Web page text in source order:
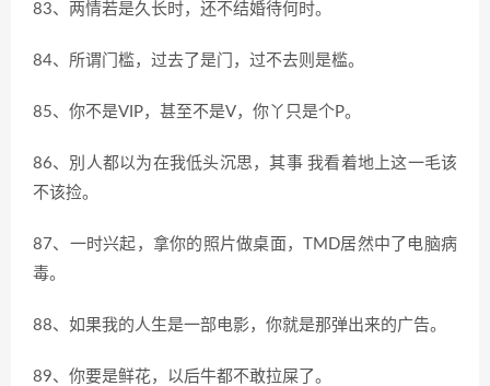
83、两情若是久长时，还不结婚待何时。
84、所谓门槛，过去了是门，过不去则是槛。
85、你不是VIP，甚至不是V，你丫只是个P。
86、別人都以为在我低头沉思，其事 我看着地上这一毛该
不该捡。
87、一时兴起，拿你的照片做桌面，TMD居然中了电脑病
毒。
88、如果我的人生是一部电影，你就是那弹出来的广告。
89、你要是鲜花，以后牛都不敢拉屎了。